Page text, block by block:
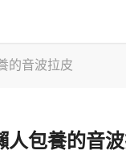
的音波拉皮
人包養的音